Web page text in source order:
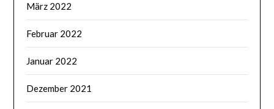
März 2022
Februar 2022
Januar 2022
Dezember 2021